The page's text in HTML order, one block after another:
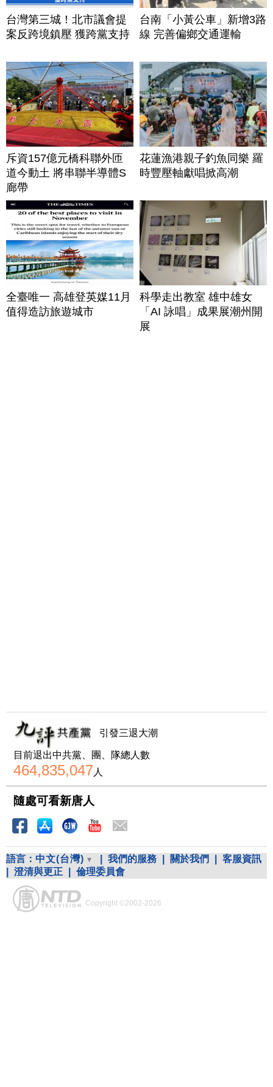
台灣第三城！北市議會提
案反跨境鎮壓 獲跨黨支持
台南「小黃公車」新增3路
線 完善偏鄉交通運輸
斥資157億元橋科聯外匝
道今動土 將串聯半導體S
廊帶
花蓮漁港親子釣魚同樂 羅
時豐壓軸獻唱掀高潮
全臺唯一 高雄登英媒11月
值得造訪旅遊城市
科學走出教室 雄中雄女
「AI 詠唱」成果展潮州開
展
引發三退大潮
目前退出中共黨、團、隊總人數
464,835,047人
隨處可看新唐人
語言： 中文(台灣) 我們的服務 關於我們
客服資訊
澄清與更正 倫理委員會
Copyright ©2002-2026